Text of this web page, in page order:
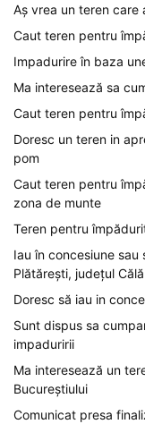
Aș vrea un teren care
Caut teren pentru
Impadurire în baza
Ma interesează sa
Caut teren pentru
Doresc un teren in
pom
Caut teren pentru
zona de munte
Teren pentru
Iau în concesiune
Plătărești, județul
Doresc să iau in
Sunt dispus sa
impaduririi
Ma interesează un
Bucureștiului
Comunicat presa